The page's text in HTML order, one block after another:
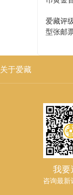
爱藏评
型张邮
关于爱藏
我要
咨询最新